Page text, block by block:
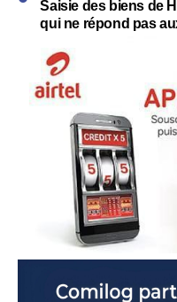
Saisie des biens de
qui ne répond pas